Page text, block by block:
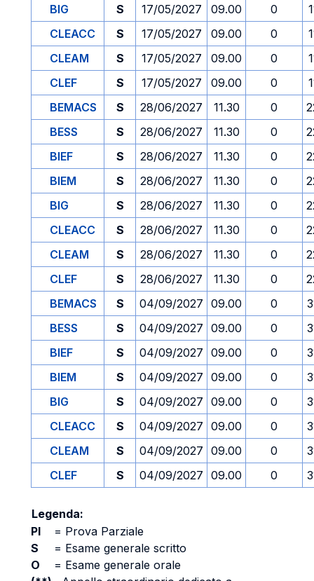
BIG
S 17/05/2027 09.00 0
CLEACC
S 17/05/2027 09.00 0
CLEAM
S 17/05/2027 09.00 0
CLEF
S 17/05/2027 09.00 0
BEMACS
S 28/06/2027 11.30 0
BESS
S 28/06/2027 11.30 0
BIEF
S 28/06/2027 11.30 0
BIEM
S 28/06/2027 11.30 0
BIG
S 28/06/2027 11.30 0
CLEACC
S 28/06/2027 11.30 0
CLEAM
S 28/06/2027 11.30 0
CLEF
S 28/06/2027 11.30 0
BEMACS
S 04/09/2027 09.00 0
BESS
S 04/09/2027 09.00 0
BIEF
S 04/09/2027 09.00 0
BIEM
S 04/09/2027 09.00 0
BIG
S 04/09/2027 09.00 0
CLEACC
S 04/09/2027 09.00 0
CLEAM
S 04/09/2027 09.00 0
CLEF
S 04/09/2027 09.00 0
Legenda:
PI
= Prova Parziale
S
= Esame generale scritto
O
= Esame generale orale